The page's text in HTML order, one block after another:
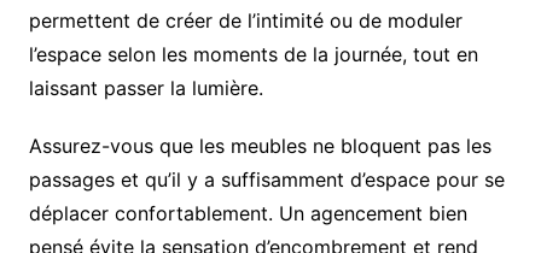
permettent de créer de l’intimité ou de moduler
l’espace selon les moments de la journée, tout en
laissant passer la lumière.
Assurez-vous que les meubles ne bloquent pas les
passages et qu’il y a suffisamment d’espace pour se
déplacer confortablement. Un agencement bien
pensé évite la sensation d’encombrement et rend